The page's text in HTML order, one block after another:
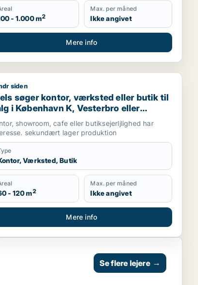
- 1.000 m2
Max. per måned
Ikke angivet
Mere info
søger kontor, værksted eller butik til salg i
siden
søger kontor, værksted eller butik til
i København K, Vesterbro eller
m.fl.
showroom, cafe eller butiksejerljlighed har
sekundært lager produktion
Værksted, Butik
- 120 m2
Max. per måned
Ikke angivet
Mere info
Se flere lejere →